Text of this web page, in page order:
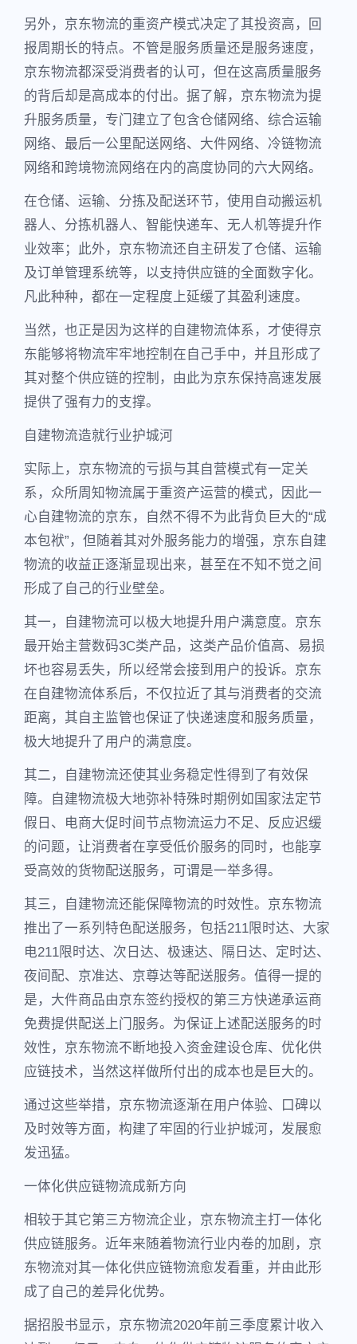
另外，京东物流的重资产模式决定了其投资高，回
报周期长的特点。不管是服务质量还是服务速度，
京东物流都深受消费者的认可，但在这高质量服务
的背后却是高成本的付出。据了解，京东物流为提
升服务质量，专门建立了包含仓储网络、综合运输
网络、最后一公里配送网络、大件网络、冷链物流
网络和跨境物流网络在内的高度协同的六大网络。
在仓储、运输、分拣及配送环节，使用自动搬运机
器人、分拣机器人、智能快递车、无人机等提升作
业效率；此外，京东物流还自主研发了仓储、运输
及订单管理系统等，以支持供应链的全面数字化。
凡此种种，都在一定程度上延缓了其盈利速度。
当然，也正是因为这样的自建物流体系，才使得京
东能够将物流牢牢地控制在自己手中，并且形成了
其对整个供应链的控制，由此为京东保持高速发展
提供了强有力的支撑。
自建物流造就行业护城河
实际上，京东物流的亏损与其自营模式有一定关
系，众所周知物流属于重资产运营的模式，因此一
心自建物流的京东，自然不得不为此背负巨大的“成
本包袱”，但随着其对外服务能力的增强，京东自建
物流的收益正逐渐显现出来，甚至在不知不觉之间
形成了自己的行业壁垒。
其一，自建物流可以极大地提升用户满意度。京东
最开始主营数码3C类产品，这类产品价值高、易损
坏也容易丢失，所以经常会接到用户的投诉。京东
在自建物流体系后，不仅拉近了其与消费者的交流
距离，其自主监管也保证了快递速度和服务质量，
极大地提升了用户的满意度。
其二，自建物流还使其业务稳定性得到了有效保
障。自建物流极大地弥补特殊时期例如国家法定节
假日、电商大促时间节点物流运力不足、反应迟缓
的问题，让消费者在享受低价服务的同时，也能享
受高效的货物配送服务，可谓是一举多得。
其三，自建物流还能保障物流的时效性。京东物流
推出了一系列特色配送服务，包括211限时达、大家
电211限时达、次日达、极速达、隔日达、定时达、
夜间配、京准达、京尊达等配送服务。值得一提的
是，大件商品由京东签约授权的第三方快递承运商
免费提供配送上门服务。为保证上述配送服务的时
效性，京东物流不断地投入资金建设仓库、优化供
应链技术，当然这样做所付出的成本也是巨大的。
通过这些举措，京东物流逐渐在用户体验、口碑以
及时效等方面，构建了牢固的行业护城河，发展愈
发迅猛。
一体化供应链物流成新方向
相较于其它第三方物流企业，京东物流主打一体化
供应链服务。近年来随着物流行业内卷的加剧，京
东物流对其一体化供应链物流愈发看重，并由此形
成了自己的差异化优势。
据招股书显示，京东物流2020年前三季度累计收入